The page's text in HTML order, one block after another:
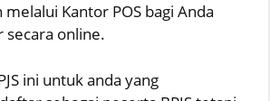
Kantor POS bagi Anda
online.
ini untuk anda yang